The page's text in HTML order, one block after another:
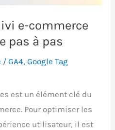
e-commerce
pas à pas
/GA4,Google Tag
est un élément clé du
Pour optimiser les
utilisateur, il est